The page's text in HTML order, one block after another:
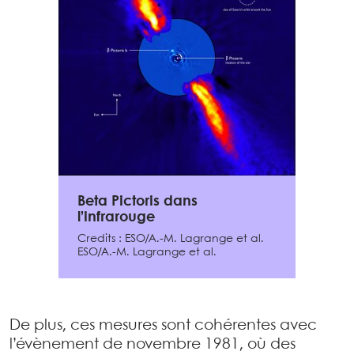
Beta Pictoris dans
l’infrarouge
Credits : ESO/A.-M. Lagrange et al.
ESO/A.-M. Lagrange et al.
De plus, ces mesures sont cohérentes avec
l’évènement de novembre 1981, où des